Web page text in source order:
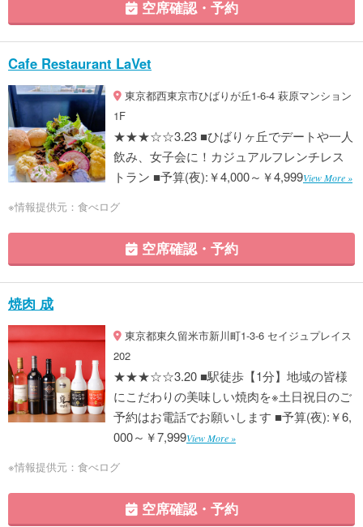
空席確認・予約
Cafe Restaurant LaVet
東京都西東京市ひばりが丘1-6-4 萩原マンション
1F
★★★☆☆3.23 ■ひばりヶ丘でデートや一人
飲み、女子会に！カジュアルフレンチレス
トラン ■予算(夜):￥4,000～￥4,999View More »
※情報提供元：食べログ
空席確認・予約
焼肉 成
東京都東久留米市新川町1-3-6 セイジュプレイス
202
★★★☆☆3.20 ■駅徒歩【1分】地域の皆様
にこだわりの美味しい焼肉を※土日祝日のご
予約はお電話でお願いします ■予算(夜):￥6,
000～￥7,999View More »
※情報提供元：食べログ
空席確認・予約